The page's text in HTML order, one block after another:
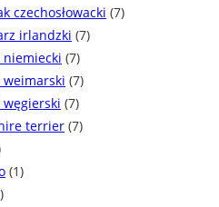
czechosłowacki (7)
irlandzki (7)
niemiecki (7)
weimarski (7)
węgierski (7)
terrier (7)
(1)